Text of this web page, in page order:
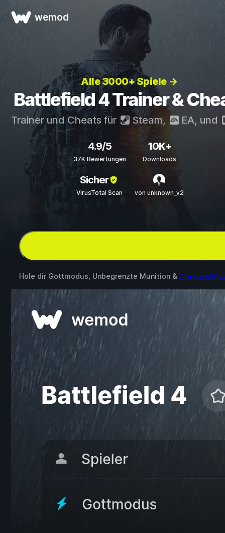
wemod
Alle 3000+ Spiele →
Battlefield 4 Trainer &
Trainer und Cheats für Steam, EA, und
4.9/5
37K Bewertungen
10K+
Downloads
Sicher
VirusTotal Scan von unknown_v2
Hole dir Gottmodus, Unbegrenzte Munition & 7 andere